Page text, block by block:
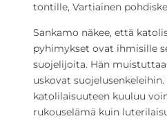
tontille, Vartiainen
Sankamo näkee, että
pyhimykset ovat ihmisille
suojelijoita. Hän
uskovat
katolilaisuuteen kuuluu
rukouselämä kuin